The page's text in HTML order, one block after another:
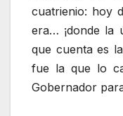
cuatrienio: hoy
era… ¡donde la
que cuenta es
fue la que lo
Gobernador